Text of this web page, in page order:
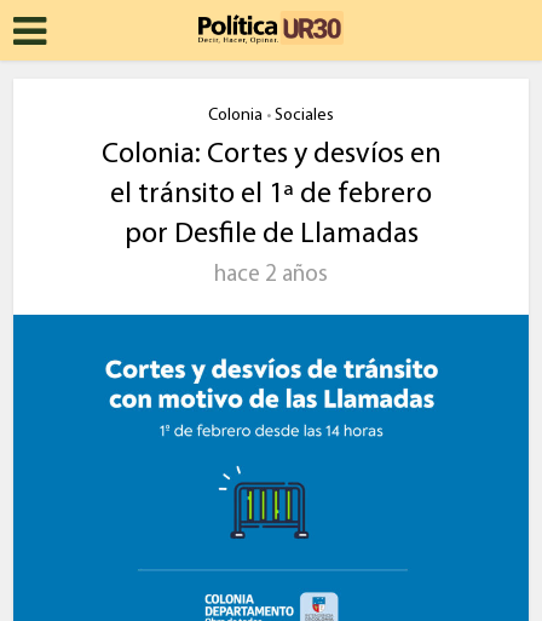
Colonia • Sociales
Colonia: Cortes y desvíos en
el tránsito el 1ª de febrero
por Desfile de Llamadas
hace 2 años